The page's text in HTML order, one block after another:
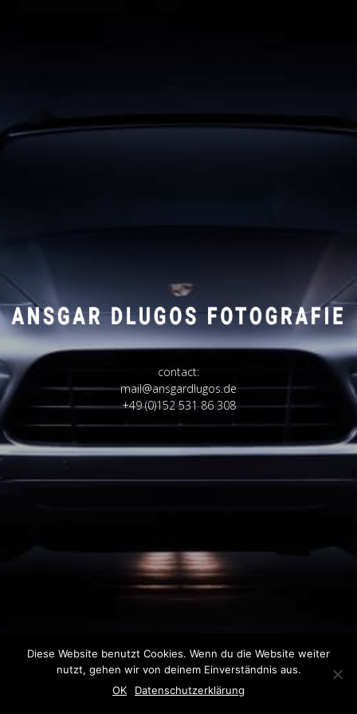
contact:
mail@ansgardlugos.de
+49 (0)152 531 86 308
Diese Website benutzt Cookies. Wenn du die Website weiter
nutzt, gehen wir von deinem Einverständnis aus.
OK
Datenschutzerklärung